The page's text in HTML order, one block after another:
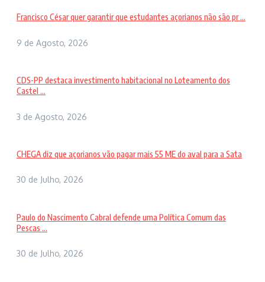
Francisco César quer garantir que estudantes açorianos não são pr ...
9 de Agosto, 2026
CDS-PP destaca investimento habitacional no Loteamento dos
Castel ...
3 de Agosto, 2026
CHEGA diz que açorianos vão pagar mais 55 ME do aval para a Sata
30 de Julho, 2026
Paulo do Nascimento Cabral defende uma Política Comum das
Pescas ...
30 de Julho, 2026